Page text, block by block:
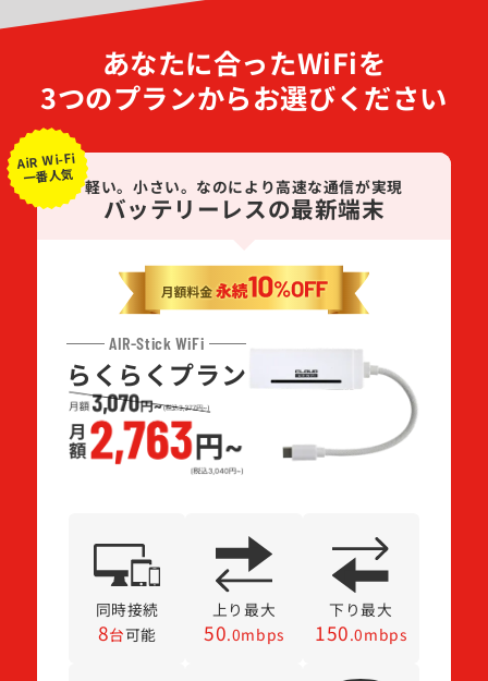
あなたに合ったWiFiを
3つのプランからお選びください
AiR Wi-Fi
一番人気 軽い。小さい。なのにより高速な通信が実現
バッテリーレスの最新端末
AIR-Stick WiFi
らくらくプラン
同時接続
8台可能
上り最大
50.0mbps
下り最大
150.0mbps